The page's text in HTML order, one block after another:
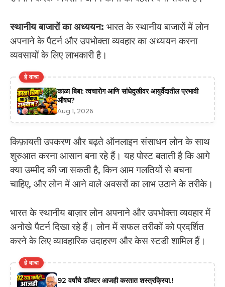
स्थानीय बाजारों का अध्ययन: भारत के स्थानीय बाजारों में लोन
अपनाने के पैटर्न और उपभोक्ता व्यवहार का अध्ययन करना
व्यवसायों के लिए लाभकारी है।
हे वाचा
काळा बिबा: त्वचारोग आणि सांधेदुखीवर आयुर्वेदातील प्रभावी
औषध?
Aug 1, 2026
किफ़ायती उपकरण और बढ़ते ऑनलाइन संसाधन लोन के साथ
शुरुआत करना आसान बना रहे हैं। यह पोस्ट बताती है कि आगे
क्या उम्मीद की जा सकती है, किन आम गलतियों से बचना
चाहिए, और लोन में आने वाले अवसरों का लाभ उठाने के तरीके।
भारत के स्थानीय बाज़ार लोन अपनाने और उपभोक्ता व्यवहार में
अनोखे पैटर्न दिखा रहे हैं। लोन में सफल तरीकों को प्रदर्शित
करने के लिए व्यावहारिक उदाहरण और केस स्टडी शामिल हैं।
हे वाचा
92 वर्षांचे डॉक्टर आजही करतात शस्त्रक्रिया.!